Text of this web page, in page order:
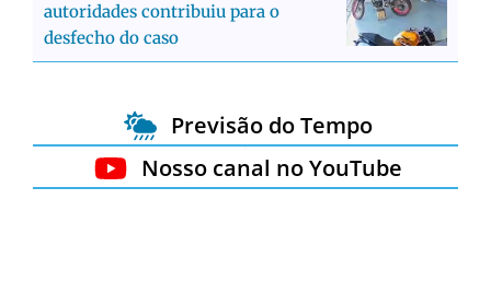
autoridades contribuiu para o
desfecho do caso
Previsão do Tempo
Nosso canal no YouTube